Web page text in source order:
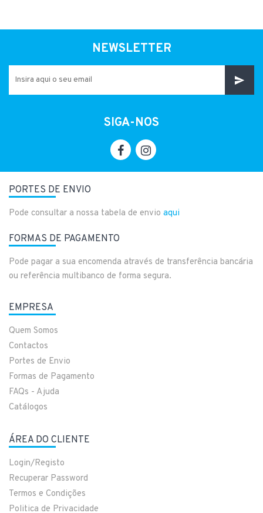
NEWSLETTER
SIGA-NOS
PORTES DE ENVIO
Pode consultar a nossa tabela de envio aqui
FORMAS DE PAGAMENTO
Pode pagar a sua encomenda através de transferência bancária
ou referência multibanco de forma segura.
EMPRESA
Quem Somos
Contactos
Portes de Envio
Formas de Pagamento
FAQs - Ajuda
Catálogos
ÁREA DO CLIENTE
Login/Registo
Recuperar Password
Termos e Condições
Politica de Privacidade